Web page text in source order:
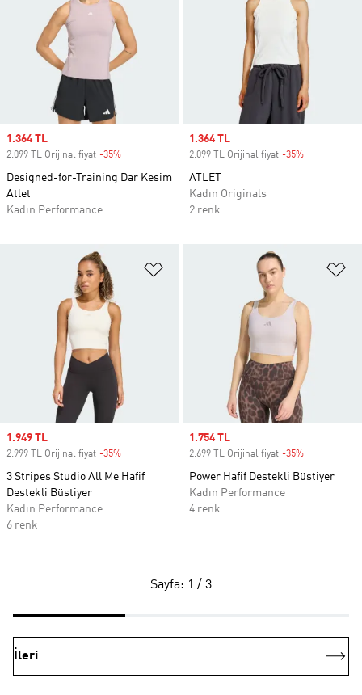
Sale price
1.364 TL
2.099 TL Orijinal fiyat -35%
Designed-for-Training Dar Kesim
Atlet
Kadın Performance
Sale price
1.364 TL
2.099 TL Orijinal fiyat -35%
ATLET
Kadın Originals
2 renk
Favori Listesine Ekle
Sale price
1.949 TL
2.999 TL Orijinal fiyat -35%
3 Stripes Studio All Me Hafif
Destekli Büstiyer
Kadın Performance
6 renk
Sale price
1.754 TL
2.699 TL Orijinal fiyat -35%
Power Hafif Destekli Büstiyer
Kadın Performance
4 renk
Sayfa: 1 / 3
İleri